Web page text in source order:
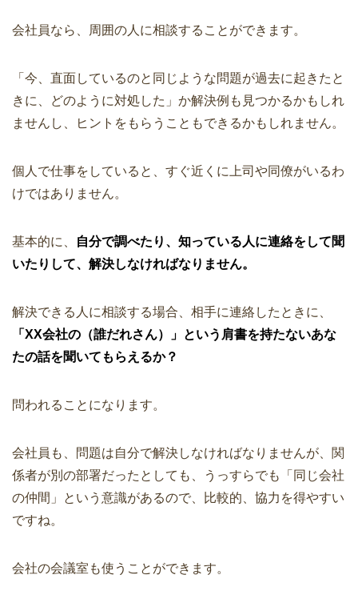
会社員なら、周囲の人に相談することができます。
「今、直面しているのと同じような問題が過去に起きたと
きに、どのように対処した」か解決例も見つかるかもしれ
ませんし、ヒントをもらうこともできるかもしれません。
個人で仕事をしていると、すぐ近くに上司や同僚がいるわ
けではありません。
基本的に、
自分で調べたり、知っている人に連絡をして聞
いたりして、解決しなければなりません。
解決できる人に相談する場合、相手に連絡したときに、
「XX会社の（誰だれさん）」という肩書を持たないあな
たの話を聞いてもらえるか？
問われることになります。
会社員も、問題は自分で解決しなければなりませんが、関
係者が別の部署だったとしても、うっすらでも「同じ会社
の仲間」という意識があるので、比較的、協力を得やすい
ですね。
会社の会議室も使うことができます。